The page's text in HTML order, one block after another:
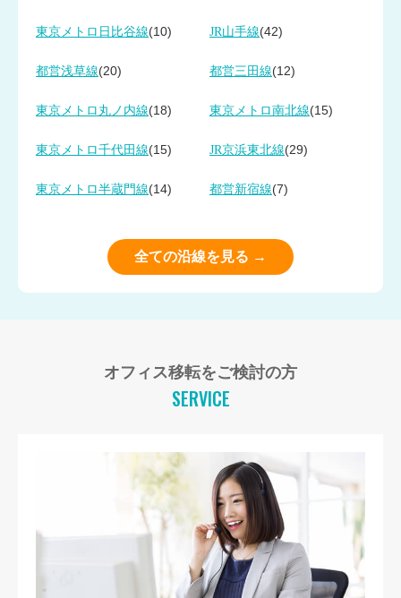
東京メトロ日比谷線(10) JR山手線(42)
都営浅草線(20) 都営三田線(12)
東京メトロ丸ノ内線(18) 東京メトロ南北線(15)
東京メトロ千代田線(15) JR京浜東北線(29)
東京メトロ半蔵門線(14) 都営新宿線(7)
全ての沿線を見る →
オフィス移転をご検討の方
SERVICE